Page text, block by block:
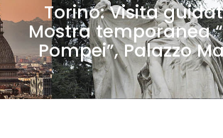
Torino: Visita
Mostra temporanea
Pompei”, Palazzo